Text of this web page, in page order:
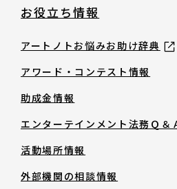
お役立ち情報
アートノトお悩みお助け辞典
アワード・コンテスト情報
助成金情報
エンターテインメント法務Ｑ＆
活動場所情報
外部機関の相談情報